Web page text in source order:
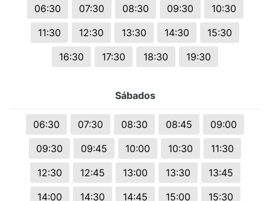
06:30 07:30 08:30 09:30
10:30
11:30
12:30 13:30 14:30
15:30
16:30
17:30 18:30 19:30
Sábados
06:30 07:30 08:30 08:45
09:00
09:30
09:45 10:00 10:30
11:30
12:30
12:45 13:00 13:30
13:45
14:00
14:30 14:45 15:00
15:30